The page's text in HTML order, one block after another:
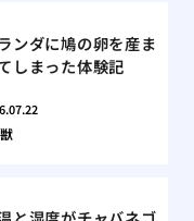
ンダに鳩の卵を産ま
しまった体験記